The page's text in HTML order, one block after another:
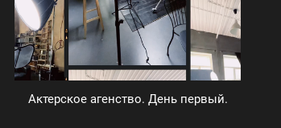
Актерское агенство. День первый.